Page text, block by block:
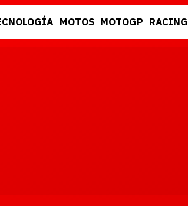
MOTOS MOTOGP RACING